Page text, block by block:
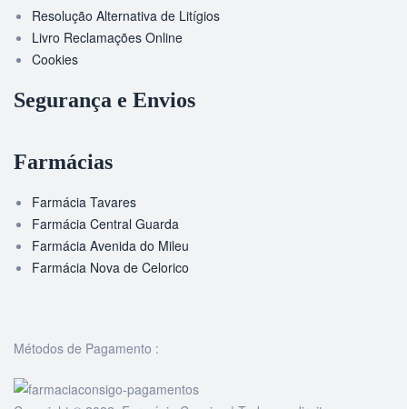
Resolução Alternativa de Litígios
Livro Reclamações Online
Cookies
Segurança e Envios
Farmácias
Farmácia Tavares
Farmácia Central Guarda
Farmácia Avenida do Mileu
Farmácia Nova de Celorico
Métodos de Pagamento :